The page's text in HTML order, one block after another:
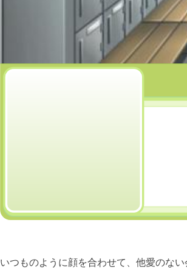
いつものように顔を合わせて、他愛のな